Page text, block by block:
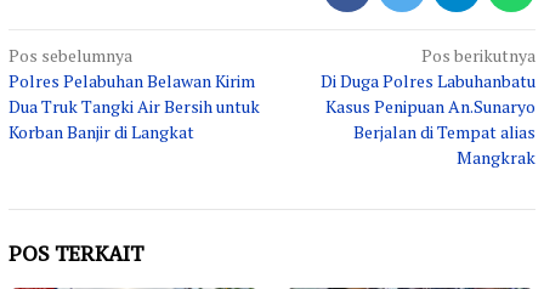
Navigasi
pos
Pos sebelumnya
Polres Pelabuhan Belawan Kirim
Dua Truk Tangki Air Bersih untuk
Korban Banjir di Langkat
Pos berikutnya
Di Duga Polres Labuhanbatu
Kasus Penipuan An.Sunaryo
Berjalan di Tempat alias
Mangkrak
POS TERKAIT